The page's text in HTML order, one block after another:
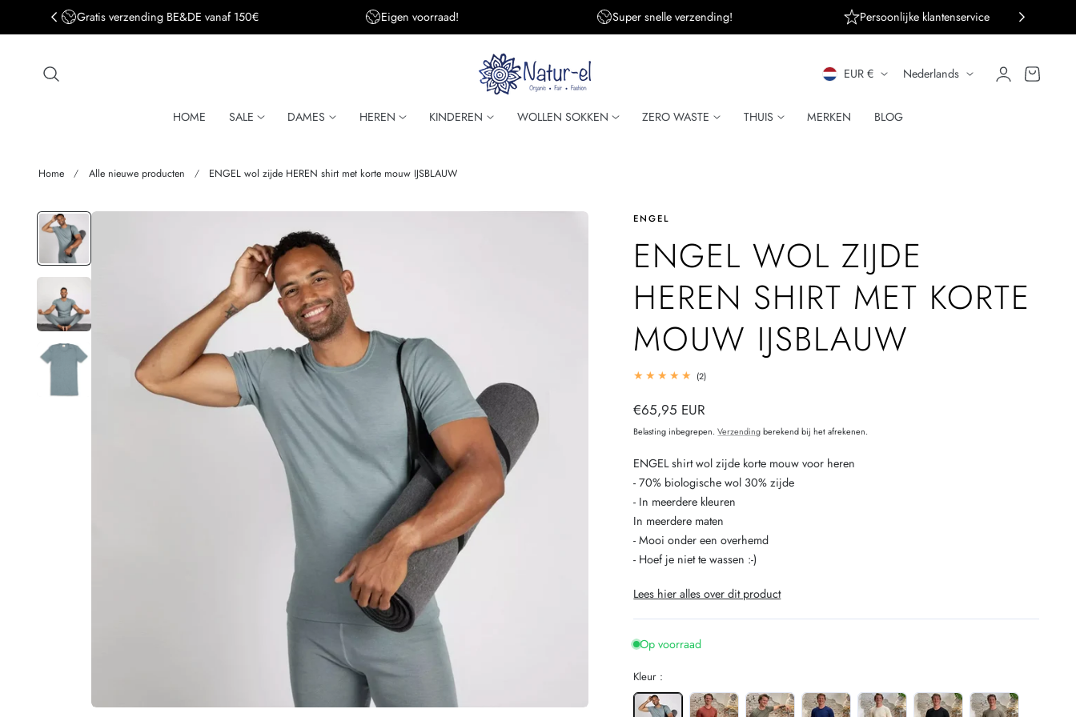
de inhoud Gratis verzending BE&DE vanaf 150€ Eigen voorraad! Super snelle verzending! Persoonlijke klantenservice
HOME SALE DAMES HEREN KINDEREN WOLLEN SOKKEN ZERO WASTE THUIS MERKEN BLOG
L
A
R
E
G
I
EUR €
T
A
Nederlands Inloggen
Winkelwagen
Home Alle nieuwe producten ENGEL wol zijde HEREN shirt met korte mouw IJSBLAUW
ENGEL
ENGEL WOL ZIJDE
HEREN SHIRT MET KORTE
MOUW IJSBLAUW
(2)2
Normale
prijs
€65,95 EUR
Belasting inbegrepen.Verzendingberekend bij het afrekenen.
ENGEL shirt wol zijde korte mouw voor heren
- 70% biologische wol 30% zijde
- In meerdere kleuren
In meerdere maten
- Mooi onder een overhemd
- Hoef je niet te wassen :-)
Lees hier alles over dit product
Op voorraad
Kleur :